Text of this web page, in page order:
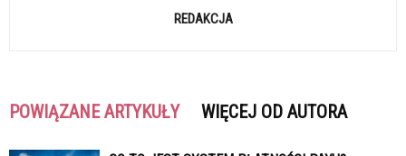
REDAKCJA
POWIĄZANE ARTYKUŁY WIĘCEJ OD AUTORA